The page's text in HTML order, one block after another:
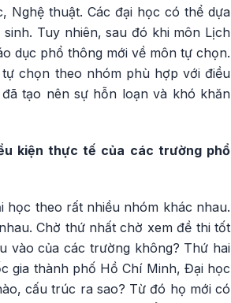
Nghệ thuật. Các đại học có thể dựa
Tuy nhiên, sau đó khi môn Lịch
dục phổ thông mới về môn tự chọn.
chọn theo nhóm phù hợp với điều
tạo nên sự hỗn loạn và khó khăn
kiện thực tế của các trường phổ
theo rất nhiều nhóm khác nhau.
Chờ thứ nhất chờ xem đề thi tốt
vào của các trường không? Thứ hai
gia thành phố Hồ Chí Minh, Đại học
cấu trúc ra sao? Từ đó họ mới có